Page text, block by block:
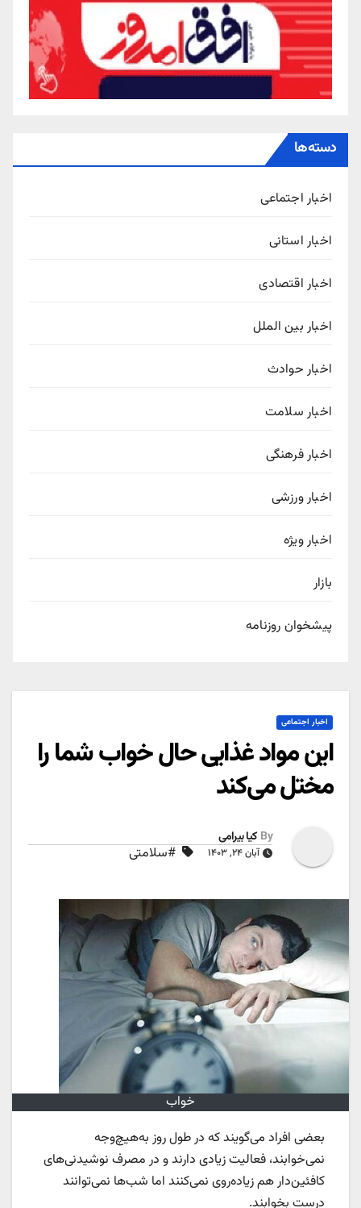
دسته‌ها
اخبار اجتماعی
اخبار استانی
اخبار اقتصادی
اخبار بین الملل
اخبار حوادث
اخبار سلامت
اخبار فرهنگی
اخبار ورزشی
اخبار ویژه
بازار
پیشخوان روزنامه
اخبار اجتماعی
این مواد غذایی حال خواب شما را
مختل می‌کند
By کیا بیرامی
آبان ۲۴, ۱۴۰۳ #سلامتی
خواب
بعضی افراد می‌گویند که در طول روز به‌هیچ‌وجه
نمی‌خوابند، فعالیت زیادی دارند و در مصرف نوشیدنی‌های
کافئین‌دار هم زیاده‌روی نمی‌کنند اما شب‌ها نمی‌توانند
درست بخوابند.